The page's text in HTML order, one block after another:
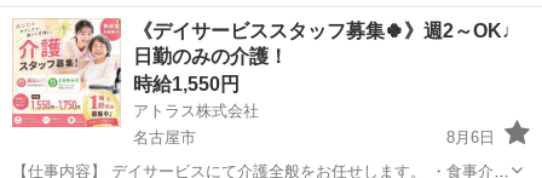
助、入浴介助、排泄介助 ・レクリエーション ・見守り ・送迎 など
デイなので身体介助は少なめ♪ コミュニケーションが取れる利用者さ
んも多...
愛知 名古屋市 介護
《デイサービススタッフ募集🍀》週2～OK♩
日勤のみの介護！
時給1,550円
アトラス株式会社
名古屋市
8月6日
【仕事内容】 デイサービスにて介護全般をお任せします。 ・食事介